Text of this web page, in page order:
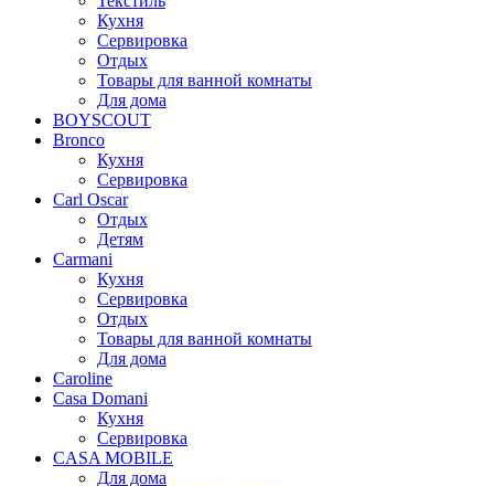
Кухня
Сервировка
Отдых
Товары для ванной комнаты
Для дома
BOYSCOUT
Bronco
Кухня
Сервировка
Carl Oscar
Отдых
Детям
Carmani
Кухня
Сервировка
Отдых
Товары для ванной комнаты
Для дома
Caroline
Casa Domani
Кухня
Сервировка
CASA MOBILE
Для дома